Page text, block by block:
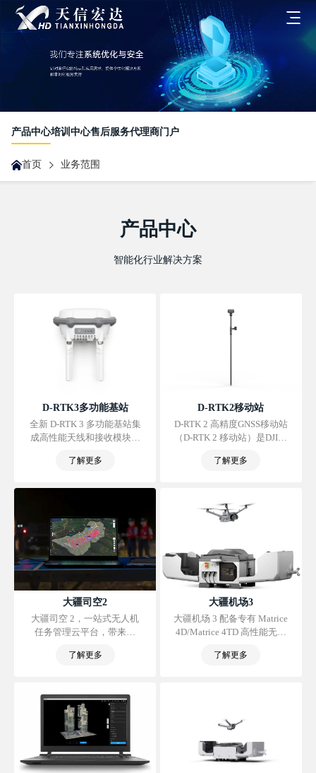
关于我们
发展历程
业务范围
产品中心培训中心售后服务代理商门户
首页 业务范围
产品中心
智能化行业解决方案
D-RTK3多功能基站
全新 D-RTK 3 多功能基站集
成高性能天线和接收模块，
航系统数据，且支持多种数
性能，它既可作为基准站同
级定位，又可在中继站模式
下拓展无人机和大疆机场 3
的作业范围；更有全新的流
动站模式，配合大疆行业
app 与大疆智图，可为高精
度航测应用提供一站式解决
方案。
了解更多
D-RTK2移动站
D-RTK 2 高精度GNSS移动站
（D-RTK 2 移动站）是DJI研
持全球主流卫星导航系统。
性能传感器，为飞行平台提
供实时差分数据，让其获得
指南针的不足，为高精度应
用需求提供精确、可靠的系
统解决方案。
了解更多
大疆司空2
大疆司空 2，一站式无人机
任务管理云平台，带来全
团队信息高效聚合、处理与
了解更多
大疆机场3
大疆机场 3 配备专有 Matrice
4D/Matrice 4TD 高性能无人
人值守作业，并首次支持车
佳，还可搭配 DJI RC Plus 2
行业版遥控器单独使用。通
过大疆司空 2，结合全新智
能功能，进一步节省作业时
了解更多